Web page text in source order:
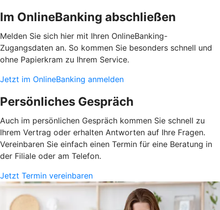
Im OnlineBanking abschließen
Melden Sie sich hier mit Ihren OnlineBanking-
Zugangsdaten an. So kommen Sie besonders schnell und
ohne Papierkram zu Ihrem Service.
Jetzt im OnlineBanking anmelden
Persönliches Gespräch
Auch im persönlichen Gespräch kommen Sie schnell zu
Ihrem Vertrag oder erhalten Antworten auf Ihre Fragen.
Vereinbaren Sie einfach einen Termin für eine Beratung in
der Filiale oder am Telefon.
Jetzt Termin vereinbaren